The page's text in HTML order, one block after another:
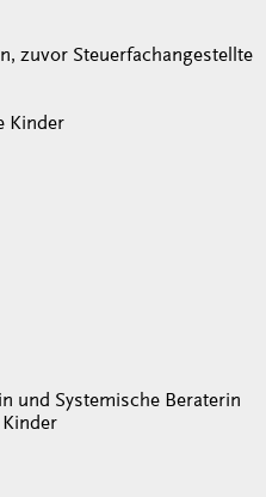
zuvor Steuerfachangestellte
Kinder
und Systemische Beraterin